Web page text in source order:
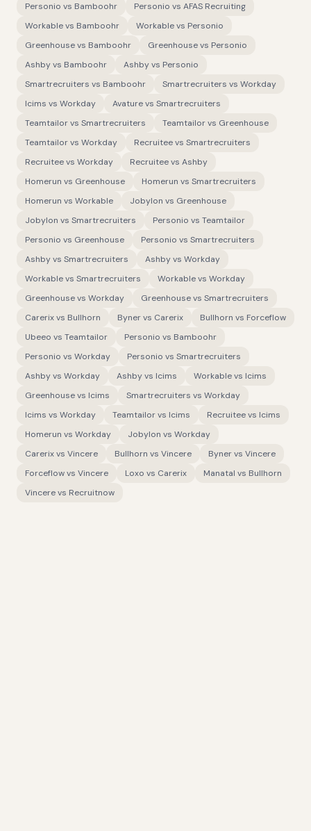
Personio vs Bamboohr Personio vs AFAS Recruiting
Workablevs Bamboohr Workablevs Personio
Greenhousevs Bamboohr Greenhousevs Personio
Ashbyvs Bamboohr Ashbyvs Personio
Smartrecruiters vs Bamboohr Smartrecruiters vs Workday
Icims vs Workday Avaturevs Smartrecruiters
Teamtailorvs Smartrecruiters Teamtailorvs Greenhouse
Teamtailorvs Workday Recruiteevs Smartrecruiters
Recruiteevs Workday Recruiteevs Ashby
Homerun vs Greenhouse Homerun vs Smartrecruiters
Homerun vs Workable Jobylon vs Greenhouse
Jobylon vs Smartrecruiters Personio vs Teamtailor
Personio vs Greenhouse Personio vs Smartrecruiters
Ashbyvs Smartrecruiters Ashbyvs Workday
Workablevs Smartrecruiters Workablevs Workday
Greenhousevs Workday Greenhousevs Smartrecruiters
Carerixvs Bullhorn Bynervs Carerix Bullhorn vs Forceflow
Ubeeo vs Teamtailor Personio vs Bamboohr
Personio vs Workday Personio vs Smartrecruiters
Ashbyvs Workday Ashbyvs Icims Workablevs Icims
Greenhousevs Icims Smartrecruiters vs Workday
Icims vs Workday Teamtailorvs Icims Recruiteevs Icims
Homerun vs Workday Jobylon vs Workday
Carerixvs Vincere Bullhorn vs Vincere Bynervs Vincere
Forceflowvs Vincere Loxo vs Carerix Manatal vs Bullhorn
Vincerevs Recruitnow